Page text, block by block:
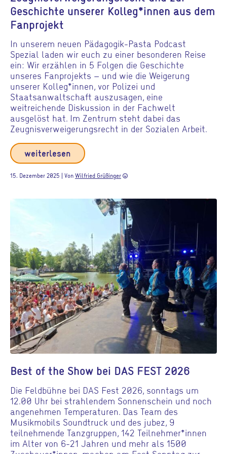
Geschichte unserer Kolleg*innen aus dem
Fanprojekt
In unserem neuen Pädagogik-Pasta Podcast
Spezial laden wir euch zu einer besonderen Reise
ein: Wir erzählen in 5 Folgen die Geschichte
unseres Fanprojekts – und wie die Weigerung
unserer Kolleg*innen, vor Polizei und
Staatsanwaltschaft auszusagen, eine
weitreichende Diskussion in der Fachwelt
ausgelöst hat. Im Zentrum steht dabei das
Zeugnisverweigerungsrecht in der Sozialen Arbeit.
weiterlesen
15. Dezember 2025 | VonWilfried Grüßinger sentiment_very_satisfied
Best of the Show bei DAS FEST 2026
Die Feldbühne bei DAS Fest 2026, sonntags um
12.00 Uhr bei strahlendem Sonnenschein und noch
angenehmen Temperaturen. Das Team des
Musikmobils Soundtruck und des jubez, 9
teilnehmende Tanzgruppen, 142 Teilnehmer*innen
im Alter von 6-21 Jahren und mehr als 1500